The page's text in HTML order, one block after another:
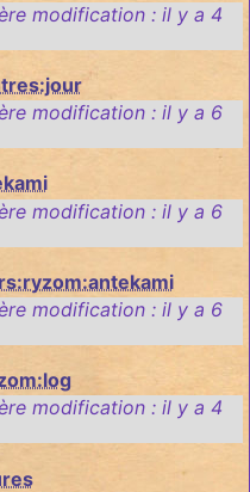
modification : il y a 4
modification : il y a 6
modification : il y a 6
modification : il y a 6
modification : il y a 4